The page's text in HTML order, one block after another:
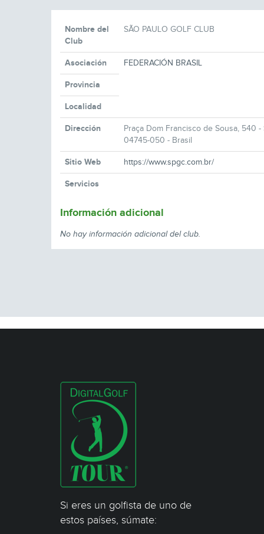
Nombre del
Club
SÃO PAULO GOLF CLUB
Asociación FEDERACIÓN BRASIL
Provincia
Localidad
Dirección
Praça Dom Francisco de Sousa, 540 -
04745-050 - Brasil
Sitio Web https://www.spgc.com.br/
Servicios
Información adicional
No hay información adicional del club.
Si eres un golfista de uno de
estos países, súmate: